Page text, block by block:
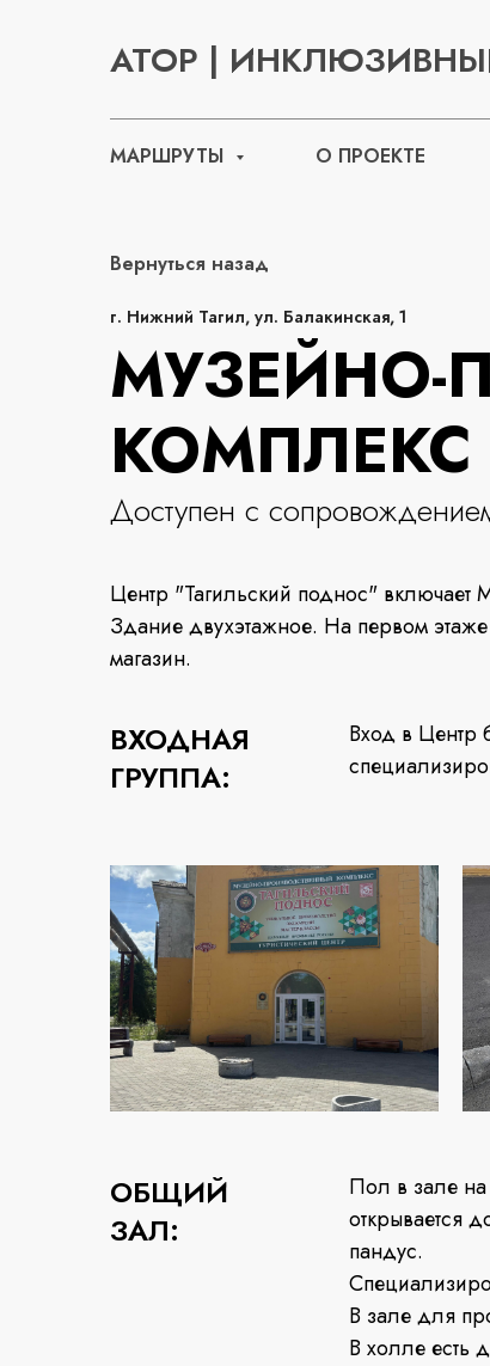
АТОР |
МАРШРУТЫ О ПРОЕКТЕ
Вернуться назад
г. Нижний Тагил, ул. Балакинская, 1
МУЗЕЙНО-
Доступен с
Центр "Тагильский поднос" включает
Здание двухэтажное. На первом
магазин.
ВХОДНАЯ
ГРУППА:
Вход в Центр
ОБЩИЙ
ЗАЛ:
Пол в зале
открывается
пандус.
В зале для
В холле есть